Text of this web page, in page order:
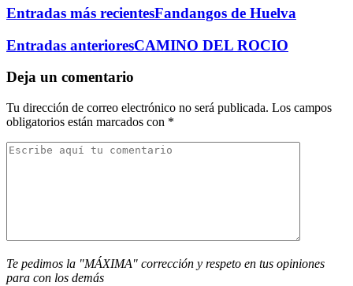
Entradas más recientesFandangos de Huelva
Entradas anterioresCAMINO DEL ROCIO
Deja un comentario
Tu dirección de correo electrónico no será publicada. Los campos
obligatorios están marcados con *
Te pedimos la "MÁXIMA" corrección y respeto en tus opiniones
para con los demás